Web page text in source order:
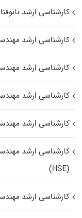
کارشناسی ارشد
کارشناسی ارشد
کارشناسی ارشد
کارشناسی ارشد
کارشناسی ارشد
کارشناسی ارشد
(HSE)
کارشناسی ارشد